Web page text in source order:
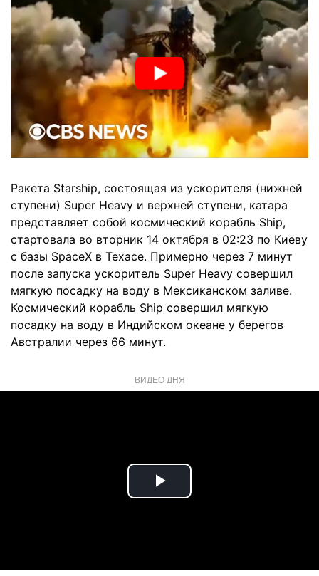
Ракета Starship, состоящая из ускорителя (нижней
ступени) Super Heavy и верхней ступени, катара
представляет собой космический корабль Ship,
стартовала во вторник 14 октября в 02:23 по Киеву
с базы SpaceX в Техасе. Примерно через 7 минут
после запуска ускоритель Super Heavy совершил
мягкую посадку на воду в Мексиканском заливе.
Космический корабль Ship совершил мягкую
посадку на воду в Индийском океане у берегов
Австралии через 66 минут.
ВИДЕО ДНЯ
Play